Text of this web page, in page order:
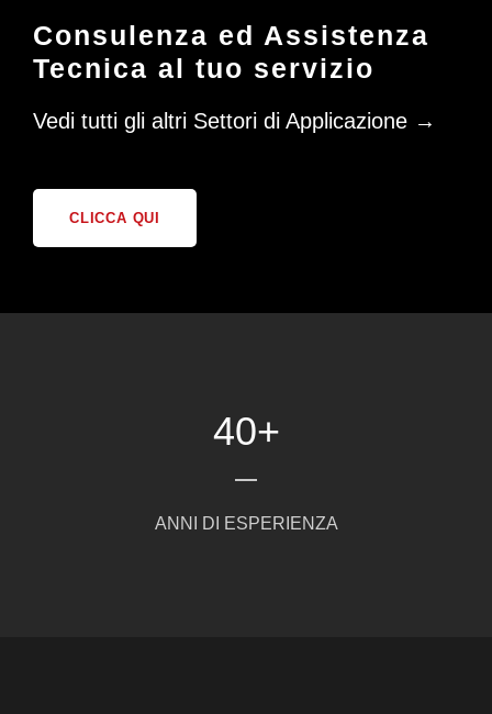
Consulenza ed Assistenza
Tecnica al tuo servizio
Vedi tutti gli altri Settori di Applicazione →
CLICCA QUI
40+
ANNI DI ESPERIENZA